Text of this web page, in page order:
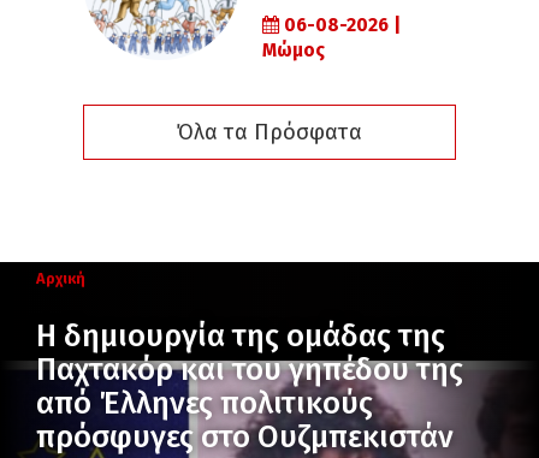
06-08-2026 |
Μώμος
Όλα τα Πρόσφατα
Αρχική
Η δημιουργία της ομάδας της
Παχτακόρ και του γηπέδου της
από Έλληνες πολιτικούς
πρόσφυγες στο Ουζμπεκιστάν